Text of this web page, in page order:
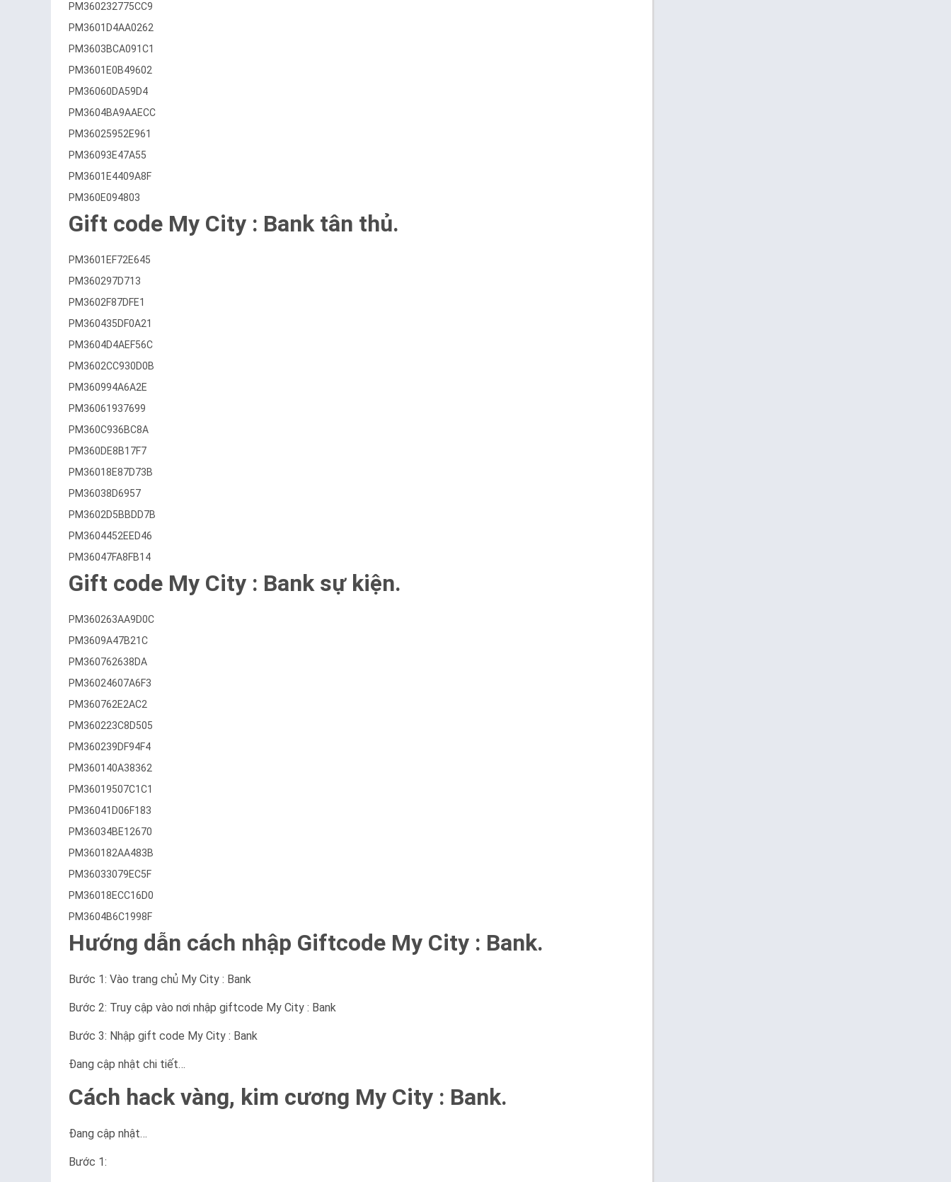
PM360232775CC9
PM3601D4AA0262
PM3603BCA091C1
PM3601E0B49602
PM36060DA59D4
PM3604BA9AAECC
PM36025952E961
PM36093E47A55
PM3601E4409A8F
PM360E094803
Gift code My City : Bank tân thủ.
PM3601EF72E645
PM360297D713
PM3602F87DFE1
PM360435DF0A21
PM3604D4AEF56C
PM3602CC930D0B
PM360994A6A2E
PM36061937699
PM360C936BC8A
PM360DE8B17F7
PM36018E87D73B
PM36038D6957
PM3602D5BBDD7B
PM3604452EED46
PM36047FA8FB14
Gift code My City : Bank sự kiện.
PM360263AA9D0C
PM3609A47B21C
PM360762638DA
PM36024607A6F3
PM360762E2AC2
PM360223C8D505
PM360239DF94F4
PM360140A38362
PM36019507C1C1
PM36041D06F183
PM36034BE12670
PM360182AA483B
PM36033079EC5F
PM36018ECC16D0
PM3604B6C1998F
Hướng dẫn cách nhập Giftcode My City : Bank.
Bước 1: Vào trang chủ My City : Bank
Bước 2: Truy cập vào nơi nhập giftcode My City : Bank
Bước 3: Nhập gift code My City : Bank
Đang cập nhật chi tiết…
Cách hack vàng, kim cương My City : Bank.
Đang cập nhật…
Bước 1: